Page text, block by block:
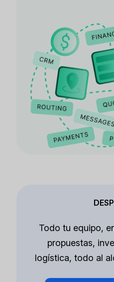
Todo tu equipo,
propuestas,
logística, todo al